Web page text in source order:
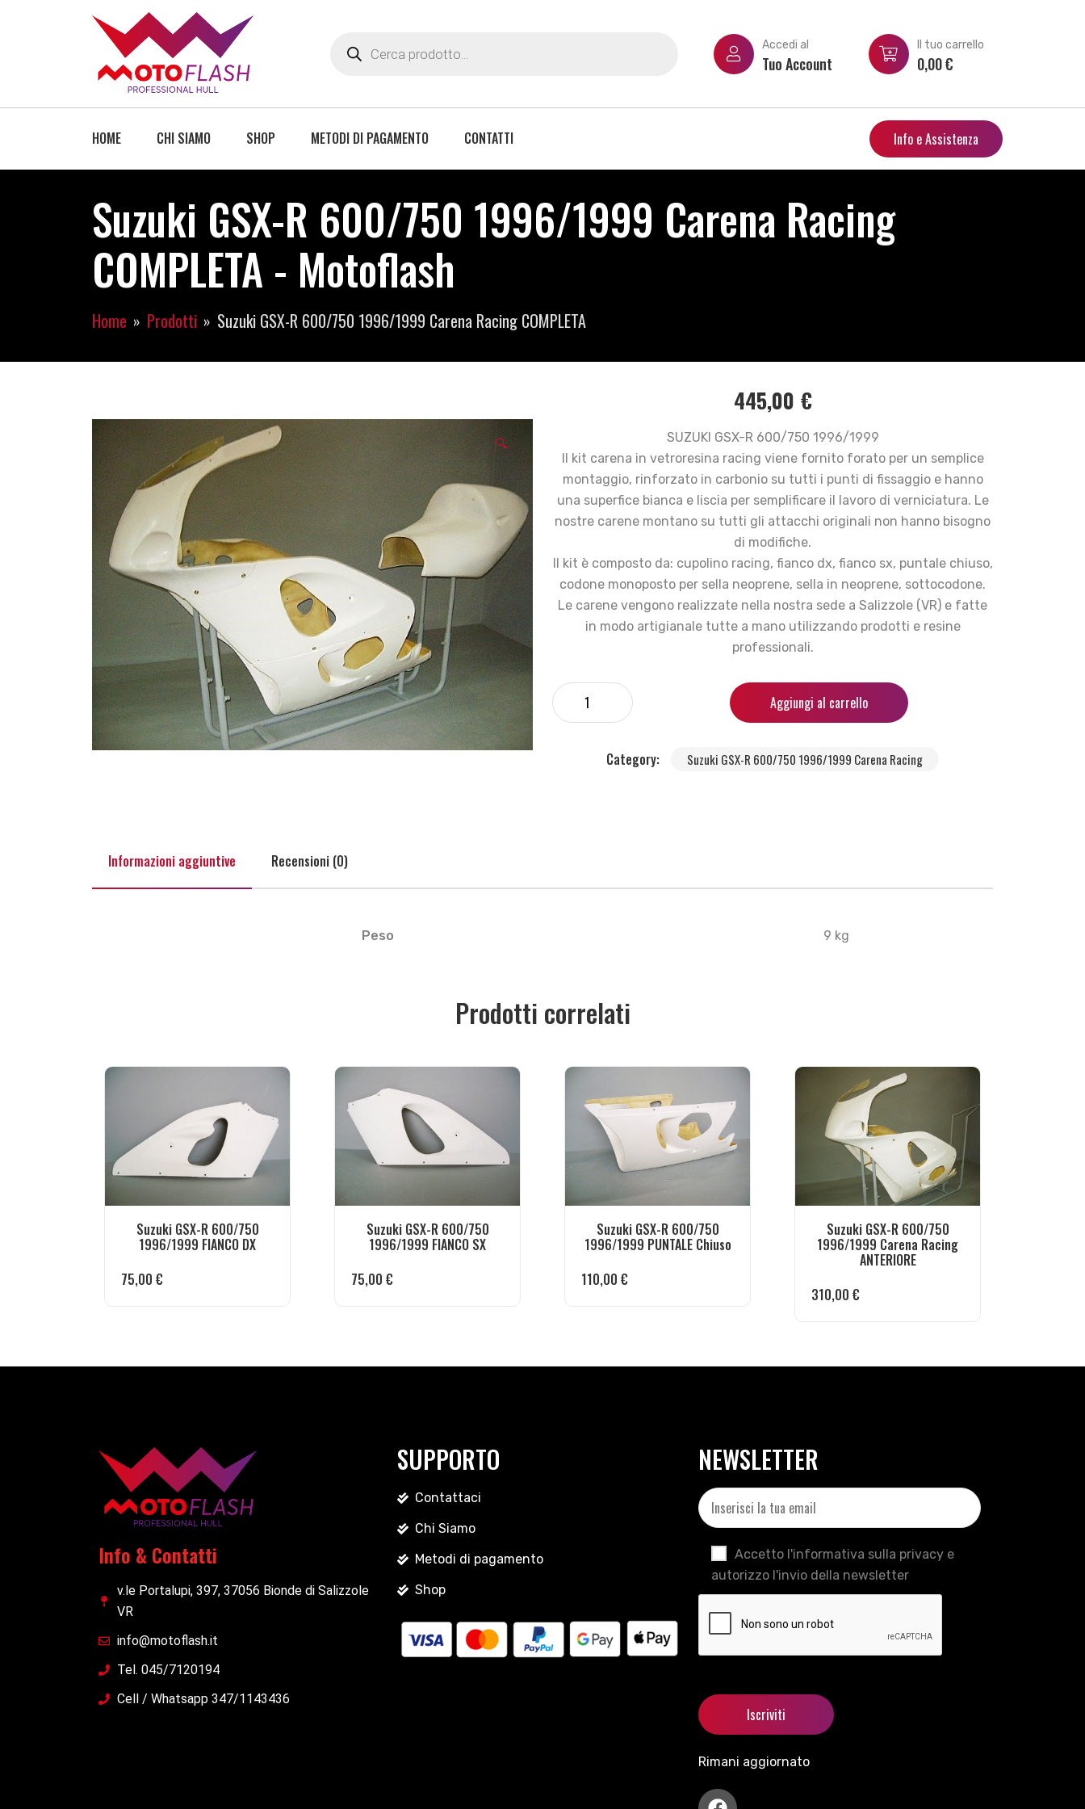
Accedi al
Tuo Account
Il tuo carrello
0,00€
HOME CHI SIAMO SHOP METODI DI PAGAMENTO CONTATTI Info e Assistenza
Suzuki GSX-R 600/750 1996/1999 Carena Racing
COMPLETA - Motoflash
Home Prodotti Suzuki GSX-R 600/750 1996/1999 Carena Racing COMPLETA
🔍
445,00 €
SUZUKI GSX-R 600/750 1996/1999
Il kit carena in vetroresina racing viene fornito forato per un semplice
montaggio, rinforzato in carbonio su tutti i punti di fissaggio e hanno
una superfice bianca e liscia per semplificare il lavoro di verniciatura. Le
nostre carene montano su tutti gli attacchi originali non hanno bisogno
di modifiche.
Il kit è composto da: cupolino racing, fianco dx, fianco sx, puntale chiuso,
codone monoposto per sella neoprene, sella in neoprene, sottocodone.
Le carene vengono realizzate nella nostra sede a Salizzole (VR) e fatte
in modo artigianale tutte a mano utilizzando prodotti e resine
professionali.
Aggiungi al carrello
Category: Suzuki GSX-R 600/750 1996/1999 Carena Racing
Informazioni aggiuntive Recensioni (0)
Peso 9 kg
Prodotti correlati
Suzuki GSX-R 600/750
1996/1999 FIANCO DX
75,00 €
Suzuki GSX-R 600/750
1996/1999 FIANCO SX
75,00 €
Suzuki GSX-R 600/750
1996/1999 PUNTALE Chiuso
110,00 €
Suzuki GSX-R 600/750
1996/1999 Carena Racing
ANTERIORE
310,00 €
Info & Contatti
v.le Portalupi, 397, 37056 Bionde di Salizzole
VR
info@motoflash.it
Tel. 045/7120194
Cell / Whatsapp 347/1143436
SUPPORTO
Contattaci
Chi Siamo
Metodi di pagamento
Shop
NEWSLETTER
Accetto l'informativa sulla privacy e
autorizzo l'invio della newsletter
Rimani aggiornato